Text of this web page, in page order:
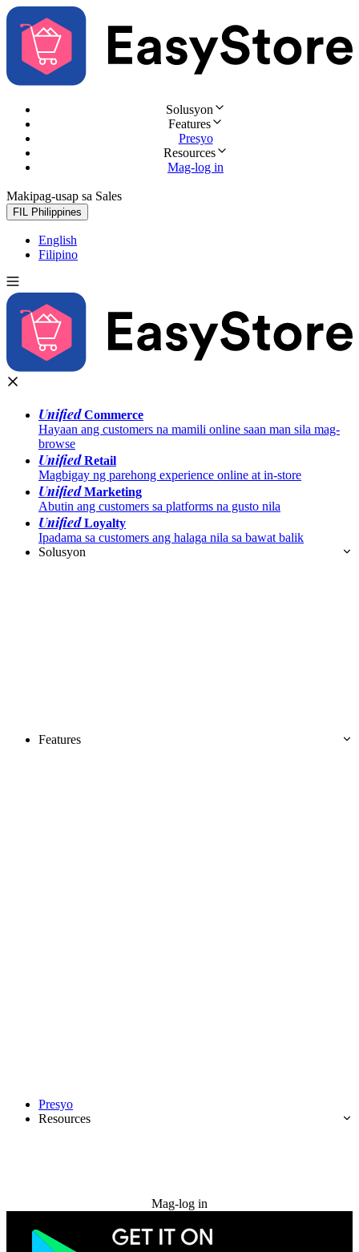
Solusyon
Features
Presyo
Resources
Mag-log in
Makipag-usap sa Sales
FIL Philippines
English
Filipino
UnifiedCommerce
Hayaan ang customers na mamili online saan man sila mag-
browse
UnifiedRetail
Magbigay ng parehong experience online at in-store
UnifiedMarketing
Abutin ang customers sa platforms na gusto nila
UnifiedLoyalty
Ipadama sa customers ang halaga nila sa bawat balik
Solusyon
Features
Presyo
Resources
Mag-log in